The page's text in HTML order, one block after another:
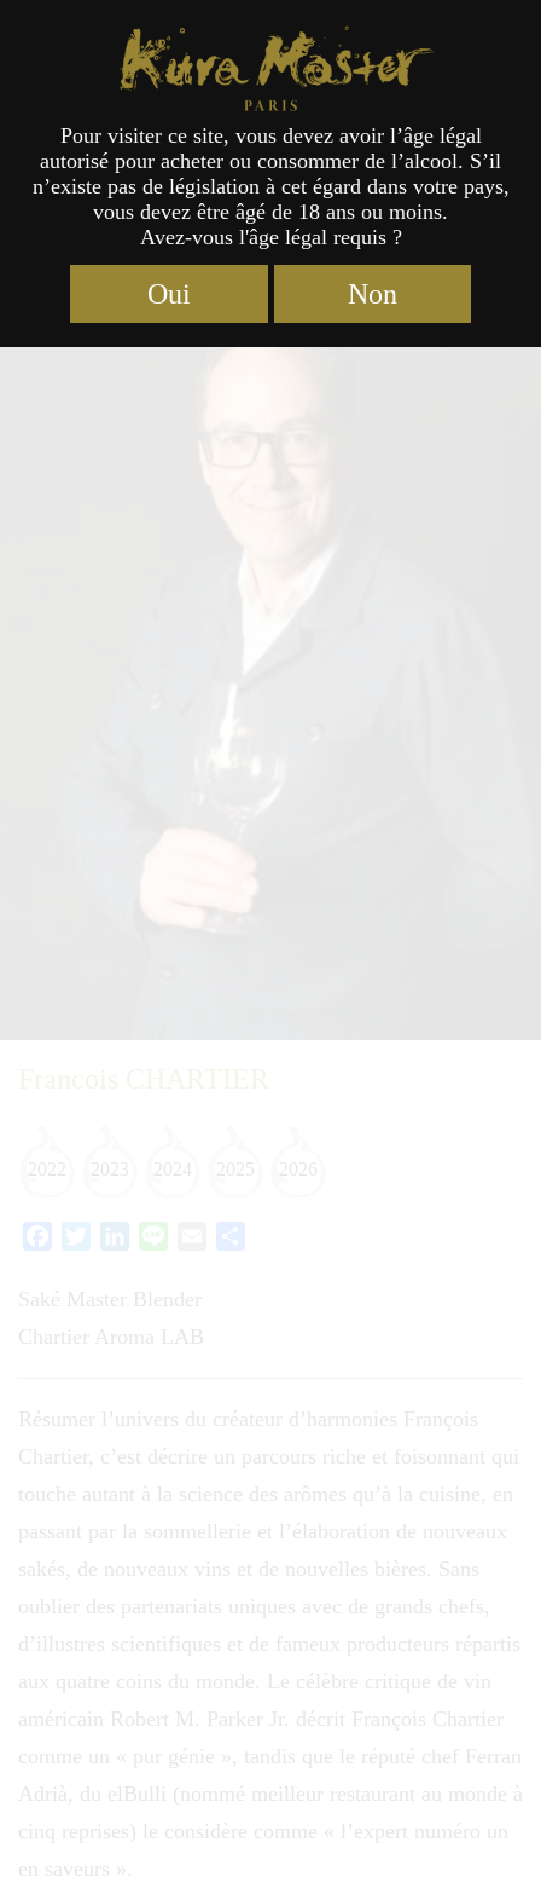
Jury
2022 2023 2024 2025 2026
FacebookTwitterLinkedIn Email
Saké Master Blender
Chartier Aroma LAB
Résumer l’univers du créateur d’harmonies François
Chartier, c’est décrire un parcours riche et foisonnant qui
touche autant à la science des arômes qu’à la cuisine, en
passant par la sommellerie et l’élaboration de nouveaux
sakés, de nouveaux vins et de nouvelles bières. Sans
oublier des partenariats uniques avec de grands chefs,
d’illustres scientifiques et de fameux producteurs répartis
aux quatre coins du monde. Le célèbre critique de vin
américain Robert M. Parker Jr. décrit François Chartier
comme un « pur génie », tandis que le réputé chef Ferran
Adrià, du elBulli (nommé meilleur restaurant au monde à
cinq reprises) le considère comme « l’expert numéro un
en saveurs ».
Kura Master Paris
Pour visiter ce site, vous devez avoir l’âge légal
autorisé pour acheter ou consommer de l’alcool. S’il
n’existe pas de législation à cet égard dans votre pays,
vous devez être âgé de 18 ans ou moins.
Avez-vous l'âge légal requis ?
Oui Non